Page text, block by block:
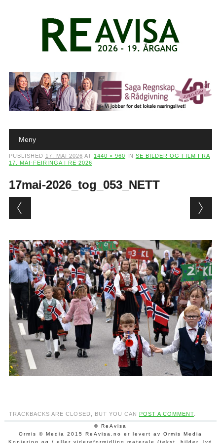
Main menu
Meny
PUBLISHED 17. MAI 2026 AT 1440 × 960 IN SE BILDER OG FILM FRA
17. MAI-FEIRINGA I RE 2026
17mai-2026_tog_053_NETT
TRACKBACKS ARE CLOSED, BUT YOU CAN POST A COMMENT.
© ReAvisa
Ormis © Media 2015 ReAvisa.no er levert av Ormis Media
Kopiering og / eller videreformidling materale (tekst, bilder, lyd